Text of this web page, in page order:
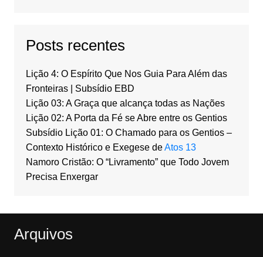
Posts recentes
Lição 4: O Espírito Que Nos Guia Para Além das
Fronteiras | Subsídio EBD
Lição 03: A Graça que alcança todas as Nações
Lição 02: A Porta da Fé se Abre entre os Gentios
Subsídio Lição 01: O Chamado para os Gentios –
Contexto Histórico e Exegese deAtos 13
Namoro Cristão: O “Livramento” que Todo Jovem
Precisa Enxergar
Arquivos